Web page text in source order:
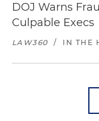
DOJ Warns
Culpable Execs
LAW360 / IN THE